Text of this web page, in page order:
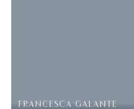
FRANCESCA GALANTE